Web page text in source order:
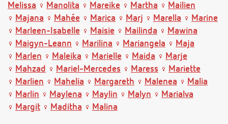
Melissa
Manolita Mareike Martha
Mailien
Majana
Mahée Marica Marj Marella
Marine
Marleen-Isabelle
Maisie Mailinda
Mawina
Maigyn-Leann
Marilina Mariangela
Maja
Marlen
Maleika Marielle Maida
Marje
Mahzad
Mariel-Mercedes Maress
Mariette
Marlien
Mahelia Margareth Malenea
Malia
Marlin
Maylena Maylin Malyn
Marialva
Margit
Maditha Malina